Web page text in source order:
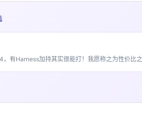
有Harness加持其实很能打！我愿称之为性价比之